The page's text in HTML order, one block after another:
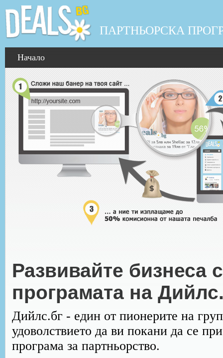
ПАРТНЬОРСКА
Начало
Развивайте бизнеса
програмата на
Дийлс.бг - един от пионерите на
удоволствието да ви покани да се
програма за партньорство.